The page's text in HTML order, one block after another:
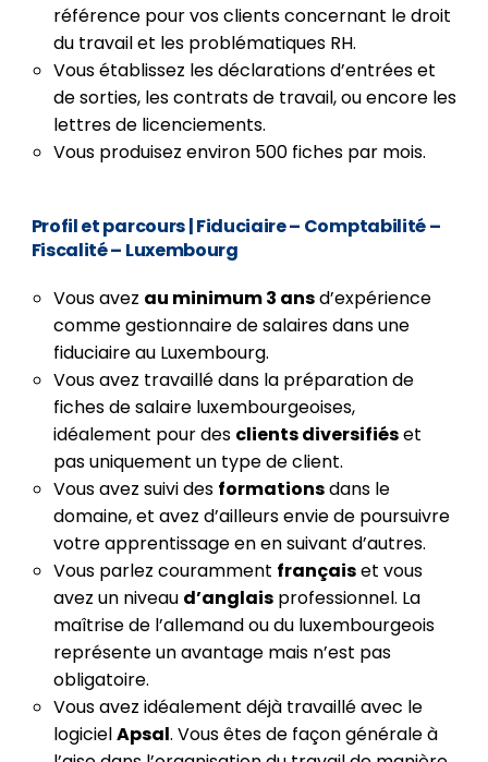
référence pour vos clients concernant le droit
du travail et les problématiques RH.
Vous établissez les déclarations d’entrées et
de sorties, les contrats de travail, ou encore les
lettres de licenciements.
Vous produisez environ 500 fiches par mois.
Profil et parcours| Fiduciaire – Comptabilité –
Fiscalité – Luxembourg
Vous avez au minimum 3 ansd’expérience
comme gestionnaire de salaires dans une
fiduciaire au Luxembourg.
Vous avez travaillé dans la préparation de
fiches de salaire luxembourgeoises,
idéalement pour des clients diversifiéset
pas uniquement un type de client.
Vous avez suivi des formationsdans le
domaine, et avez d’ailleurs envie de poursuivre
votre apprentissage en en suivant d’autres.
Vous parlez couramment françaiset vous
avez un niveau d’anglaisprofessionnel. La
maîtrise de l’allemand ou du luxembourgeois
représente un avantage mais n’est pas
obligatoire.
Vous avez idéalement déjà travaillé avec le
logicielApsal. Vous êtes de façon générale à